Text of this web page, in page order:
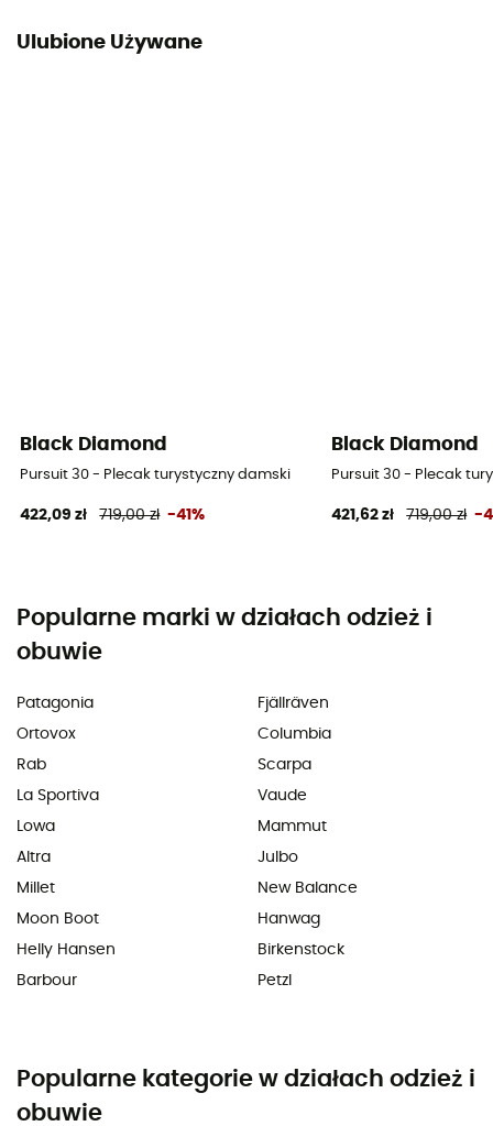
Ulubione Używane
Black Diamond
Pursuit 30 - Plecak turystyczny damski
422,09 zł 719,00 zł -41%
Black Diamond
Pursuit 30 - Plecak
421,62 zł 719,00 zł -
Popularne marki w działach odzież i
obuwie
Patagonia
Ortovox
Rab
La Sportiva
Lowa
Altra
Millet
Moon Boot
Helly Hansen
Barbour
Fjällräven
Columbia
Scarpa
Vaude
Mammut
Julbo
New Balance
Hanwag
Birkenstock
Petzl
Popularne kategorie w działach odzież i
obuwie